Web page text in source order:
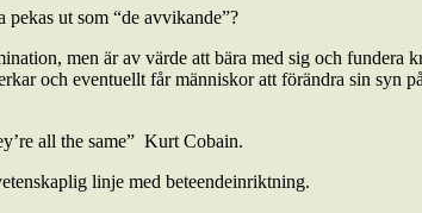
pekas ut som “de avvikande”?
men är av värde att bära med sig och
och eventuellt får människor att förändra sin
all the same” ­ Kurt Cobain.
linje med beteendeinriktning.